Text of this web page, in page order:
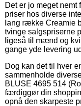
Det er jo meget nemt
priser hos diverse
lang række Creamie
tvinge salgspriserne
ligeså til mænd og
gange yde levering
Dog kan det til hver
sammenholde
BLUSE 4695 514
færdiggør din
opnå den skarpeste